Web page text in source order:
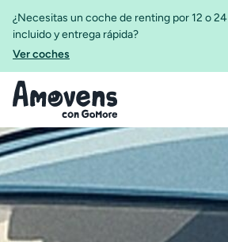
¿Necesitas un coche de renting por 12 o
incluido y entrega rápida?
Ver coches